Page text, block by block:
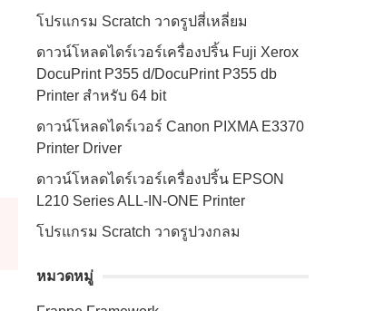
โปรแกรม Scratch วาดรูปสี่เหลี่ยม
ดาวน์โหลดไดร์เวอร์เครื่องปริ้น Fuji Xerox
DocuPrint P355 d/DocuPrint P355 db
Printer สำหรับ 64 bit
ดาวน์โหลดไดร์เวอร์ Canon PIXMA E3370
Printer Driver
ดาวน์โหลดไดร์เวอร์เครื่องปริ้น EPSON
L210 Series ALL-IN-ONE Printer
โปรแกรม Scratch วาดรูปวงกลม
หมวดหมู่